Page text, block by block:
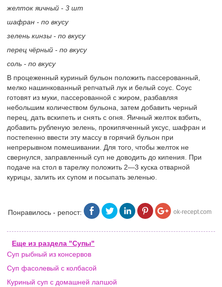
желток яичный - 3 шт
шафран - по вкусу
зелень кинзы - по вкусу
перец чёрный - по вкусу
соль - по вкусу
В процеженный куриный бульон положить пассерованный,
мелко нашинкованный репчатый лук и белый соус. Соус
готовят из муки, пассерованной с жиром, разбавляя
небольшим количеством бульона, затем добавить черный
перец, дать вскипеть и снять с огня. Яичный желток взбить,
добавить рубленую зелень, прокипяченный уксус, шафран и
постепенно ввести эту массу в горячий бульон при
непрерывном помешивании. Для того, чтобы желток не
свернулся, заправленный суп не доводить до кипения. При
подаче на стол в тарелку положить 2—3 куска отварной
курицы, залить их супом и посыпать зеленью.
Понравилось - репост: ok-recept.com
Еще из раздела "Супы"
Суп рыбный из консервов
Суп фасолевый с колбасой
Куриный суп с домашней лапшой